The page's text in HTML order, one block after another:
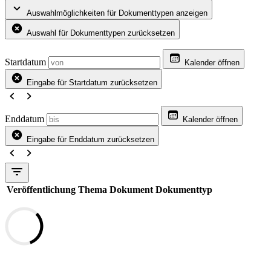
Auswahlmöglichkeiten für Dokumenttypen anzeigen
Auswahl für Dokumenttypen zurücksetzen
Startdatum Kalender öffnen
Eingabe für Startdatum zurücksetzen
Enddatum Kalender öffnen
Eingabe für Enddatum zurücksetzen
Veröffentlichung Thema Dokument Dokumenttyp